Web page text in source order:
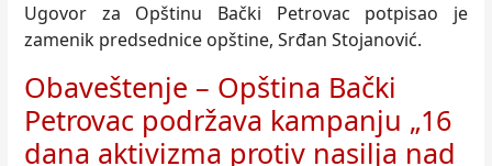
Ugovor za Opštinu Bački Petrovac potpisao je
zamenik predsednice opštine, Srđan Stojanović.
Obaveštenje – Opština Bački
Petrovac podržava kampanju „16
dana aktivizma protiv nasilja nad